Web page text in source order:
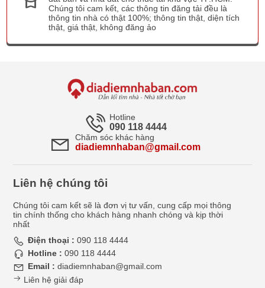
Chúng tôi cam kết, các thông tin đăng tải đều là
thông tin nhà có thật 100%; thông tin thật, diện tích
thật, giá thật, không đăng ảo
Hotline
090 118 4444
Chăm sóc khác hàng
diadiemnhaban@gmail.com
Liên hệ chúng tôi
Chúng tôi cam kết sẽ là đơn vị tư vấn, cung cấp mọi thông
tin chính thống cho khách hàng nhanh chóng và kịp thời
nhất
Điện thoại : 090 118 4444
Hotline : 090 118 4444
Email : diadiemnhaban@gmail.com
Liên hệ giải đáp